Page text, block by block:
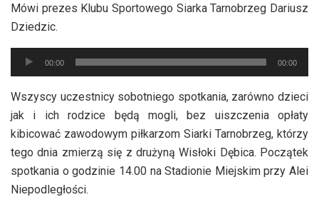
Mówi prezes Klubu Sportowego Siarka Tarnobrzeg Dariusz
Dziedzic.
Odtwarzacz
plików
dźwiękowych
00:00 00:00
Wszyscy uczestnicy sobotniego spotkania, zarówno dzieci
jak i ich rodzice będą mogli, bez uiszczenia opłaty
kibicować zawodowym piłkarzom Siarki Tarnobrzeg, którzy
tego dnia zmierzą się z drużyną Wisłoki Dębica. Początek
spotkania o godzinie 14.00 na Stadionie Miejskim przy Alei
Niepodległości.